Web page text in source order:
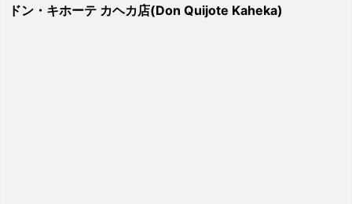
ドン・キホーテ カヘカ店(Don Quijote Kaheka)